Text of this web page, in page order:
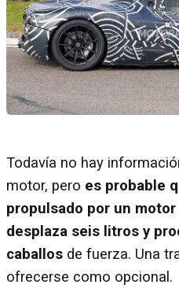
Todavía no hay
motor, pero es probable
propulsado por un motor
desplaza seis litros y
caballos de fuerza. Una
ofrecerse como opcional.